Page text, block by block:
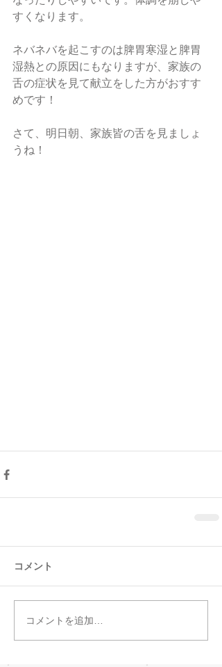
すくなります。
ネバネバを起こすのは脾胃寒湿と脾胃
湿熱との原因にもなりますが、家族の
舌の症状を見て献立をした方がおすす
めです！
さて、明日朝、家族皆の舌を見ましょ
うね！
コメント
コメントを追加…